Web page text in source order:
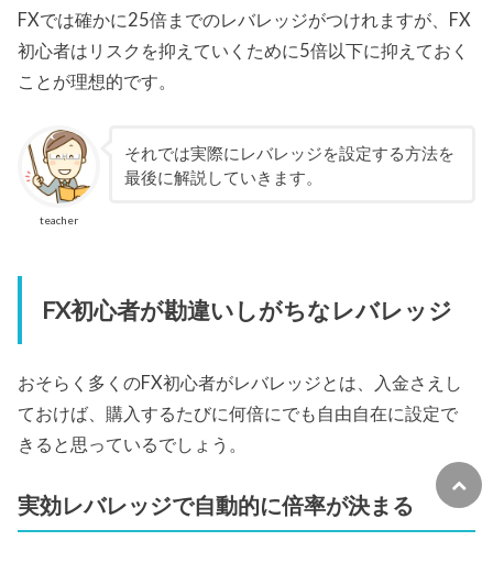
FXでは確かに25倍までのレバレッジがつけれますが、FX
初心者はリスクを抑えていくために5倍以下に抑えておく
ことが理想的です。
teacher
それでは実際にレバレッジを設定する方法を
最後に解説していきます。
FX初心者が勘違いしがちなレバレッジ
おそらく多くのFX初心者がレバレッジとは、入金さえし
ておけば、購入するたびに何倍にでも自由自在に設定で
きると思っているでしょう。
実効レバレッジで自動的に倍率が決まる